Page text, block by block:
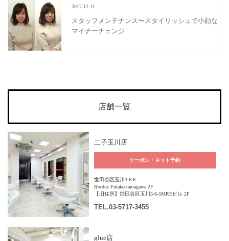
2017.12.11
スタッフメンテナンス〜スタイリッシュで小顔な
マイナーチェンジ
店舗一覧
二子玉川店
クーポン・ネット予約
世田谷区玉川3-6-6
Rootus Futako-tamagawa 2F
【旧住所】世田谷区玉川3-6-5MREビル 2F
TEL.03-5717-3455
glue店